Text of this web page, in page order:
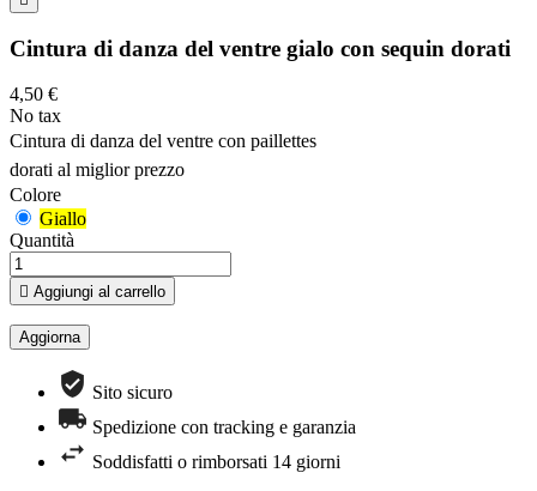
Cintura di danza del ventre gialo con sequin dorati
4,50 €
No tax
Cintura di danza del ventre con paillettes
dorati al miglior prezzo
Colore
Giallo
Quantità
 Aggiungi al carrello
Sito sicuro
Spedizione con tracking e garanzia
Soddisfatti o rimborsati 14 giorni